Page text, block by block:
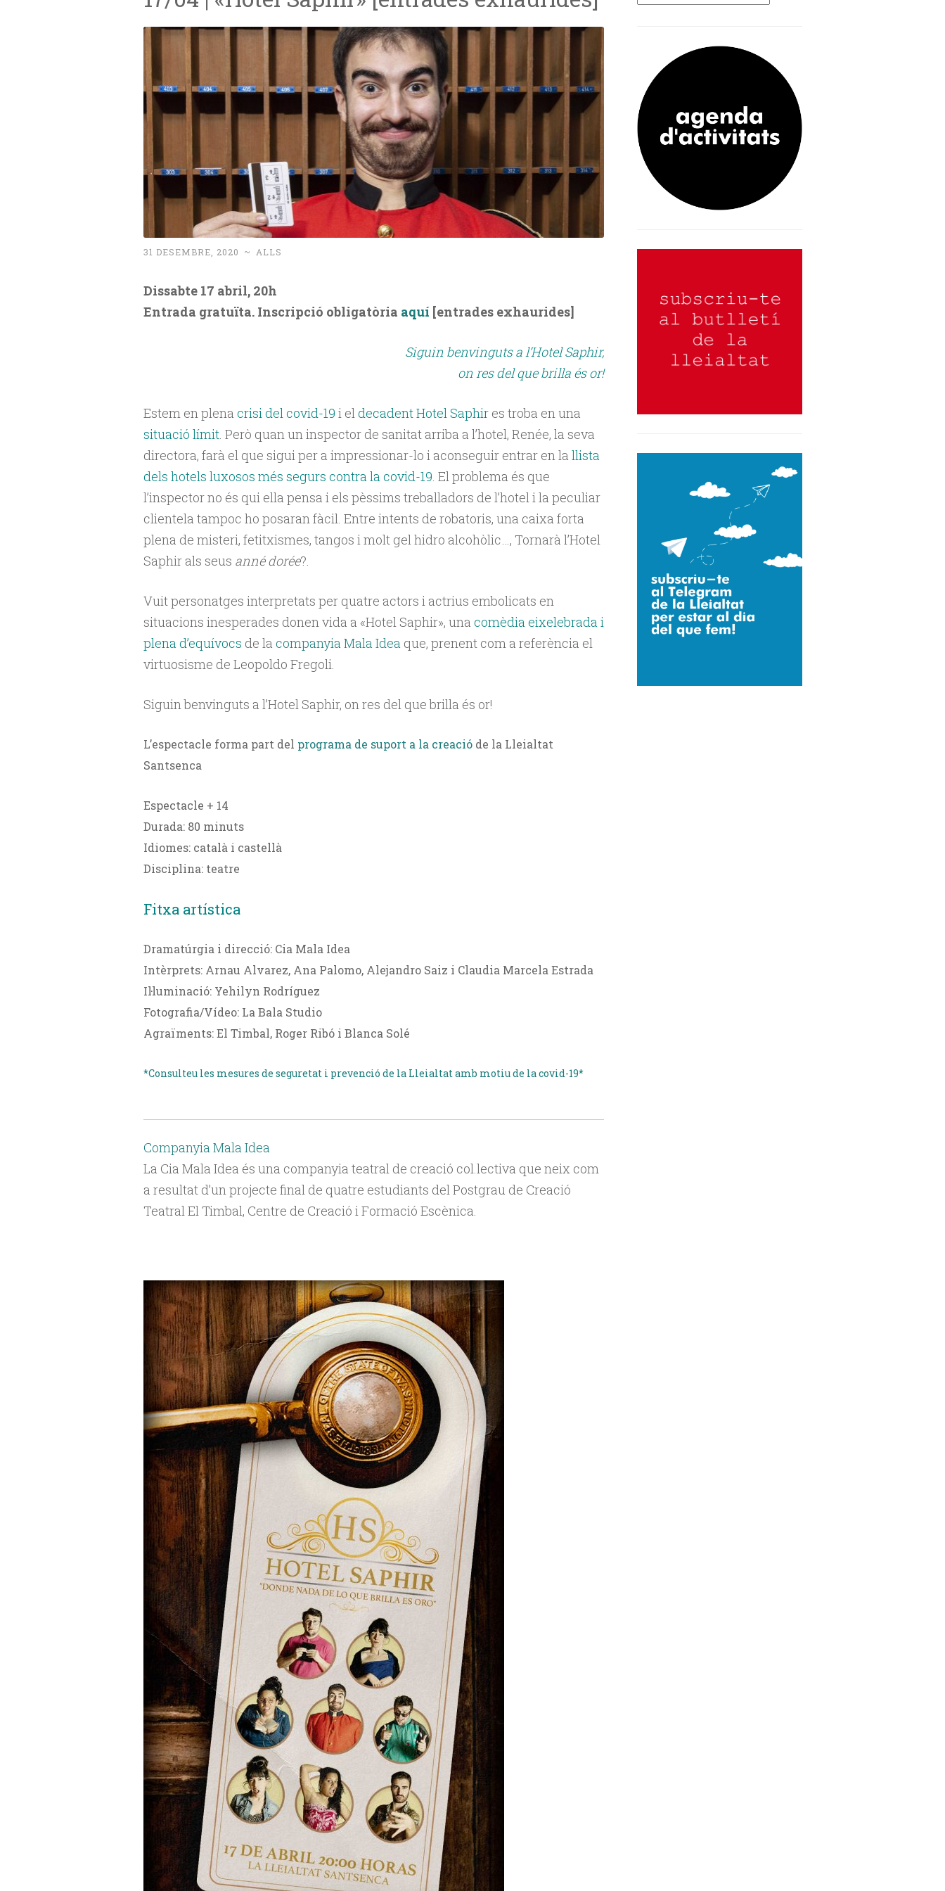
31 DESEMBRE, 2020 ~ ALLS
Dissabte 17 abril, 20h
Entrada gratuïta. Inscripció obligatòria aquí [entrades exhaurides]
Siguin benvinguts a l’Hotel Saphir,
on res del que brilla és or!
Estem en plena crisi del covid-19 i eldecadent Hotel Saphires troba en una
situació límit. Però quan un inspector de sanitat arriba a l’hotel, Renée, la seva
directora, farà el que sigui per a impressionar-lo i aconseguir entrar en la llista
dels hotels luxosos més segurs contra la covid-19. El problema és que
l’inspector no és qui ella pensa i els pèssims treballadors de l’hotel i la peculiar
clientela tampoc ho posaran fàcil. Entre intents de robatoris, una caixa forta
plena de misteri, fetitxismes, tangos i molt gel hidro alcohòlic…, Tornarà l’Hotel
Saphir als seus anné dorée?.
Vuit personatges interpretats per quatre actors i actrius embolicats en
situacions inesperades donen vida a «Hotel Saphir», una comèdia eixelebrada i
plena d’equívocs de la companyia Mala Ideaque, prenent com a referència el
virtuosisme de Leopoldo Fregoli.
Siguin benvinguts a l’Hotel Saphir, on res del que brilla és or!
L’espectacle forma part del programa de suport a la creacióde la Lleialtat
Santsenca
Espectacle + 14
Durada: 80 minuts
Idiomes: català i castellà
Disciplina: teatre
Fitxa artística
Dramatúrgia i direcció: Cia Mala Idea
Intèrprets: Arnau Alvarez, Ana Palomo, Alejandro Saiz i Claudia Marcela Estrada
Il·luminació: Yehilyn Rodríguez
Fotografia/Vídeo: La Bala Studio
Agraïments: El Timbal, Roger Ribó i Blanca Solé
*Consulteu les mesures de seguretat i prevenció de la Lleialtat amb motiu de la covid-19*
Companyia Mala Idea
La Cia Mala Idea és una companyia teatral de creació col.lectiva que neix com
a resultat d’un projecte final de quatre estudiants del Postgrau de Creació
Teatral El Timbal, Centre de Creació i Formació Escènica.